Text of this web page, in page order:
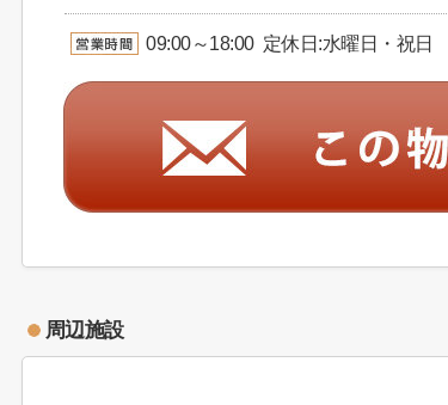
09:00～18:00 定休日:水曜日・祝日
周辺施設